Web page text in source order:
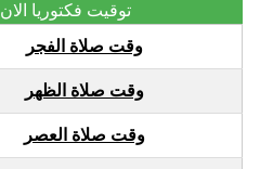
توقيت فكتوريا الان
وقت صلاة الفجر
وقت صلاة الظهر
وقت صلاة العصر